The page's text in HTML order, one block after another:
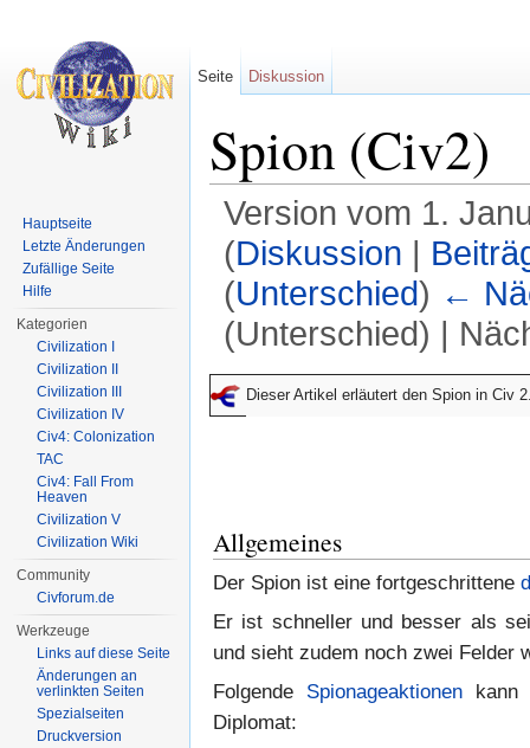
Spion (Civ2)
Version vom 1.
(Diskussion |
(Unterschied) ←
(Unterschied) |
Dieser Artikel erläutert den Spion in Civ
Allgemeines
Der Spion ist eine fortgeschrittene
Er ist schneller und besser als
und sieht zudem noch zwei Felder
Folgende Spionageaktionenkann
Diplomat:
Seite Diskussion
Hauptseite
Letzte Änderungen
Zufällige Seite
Hilfe
Kategorien
Civilization I
Civilization II
Civilization III
Civilization IV
Civ4: Colonization
TAC
Civ4: Fall From
Heaven
Civilization V
Civilization Wiki
Community
Civforum.de
Werkzeuge
Links auf diese Seite
Änderungen an
verlinkten Seiten
Spezialseiten
Druckversion